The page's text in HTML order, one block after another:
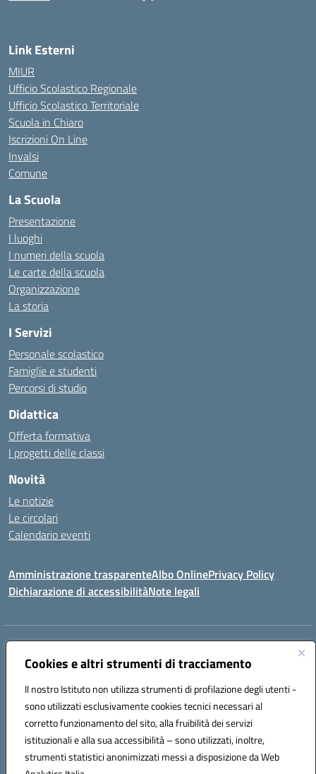
Cookies e altri strumenti di tracciamento
Il nostro Istituto non utilizza strumenti di profilazione degli utenti -
sono utilizzati esclusivamente cookies tecnici necessari al
corretto funzionamento del sito, alla fruibilità dei servizi
istituzionali e alla sua accessibilità – sono utilizzati, inoltre,
strumenti statistici anonimizzati messi a disposizione da Web
Link Esterni
MIUR
Ufficio Scolastico Regionale
Ufficio Scolastico Territoriale
Scuola in Chiaro
Iscrizioni On Line
Invalsi
Comune
La Scuola
Presentazione
I luoghi
I numeri della scuola
Le carte della scuola
Organizzazione
La storia
I Servizi
Personale scolastico
Famiglie e studenti
Percorsi di studio
Didattica
Offerta formativa
I progetti delle classi
Novità
Le notizie
Le circolari
Calendario eventi
Amministrazione trasparenteAlbo OnlinePrivacy Policy
Dichiarazione di accessibilitàNote legali
Indirizzo:
Centralino:+39 071 89 52 08 Email:anic82000a@istruzione.it
Codice fiscale: 93084540421
Codice meccanografico:
ANIC82000A
Codice unico di fatturazione (CUF): UFF6L6